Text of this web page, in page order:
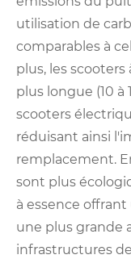
utilisation de
comparables à
plus, les
plus longue (10 à
scooters
réduisant ainsi
remplacement.
sont plus
à essence
une plus grande
infrastructures